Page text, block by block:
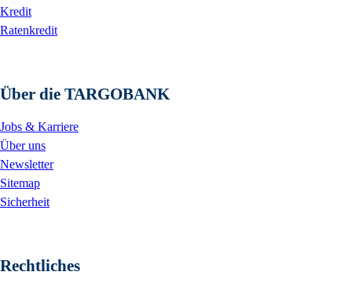
Kredit
Ratenkredit
Über die TARGOBANK
Jobs & Karriere
Über uns
Newsletter
Sitemap
Sicherheit
Rechtliches